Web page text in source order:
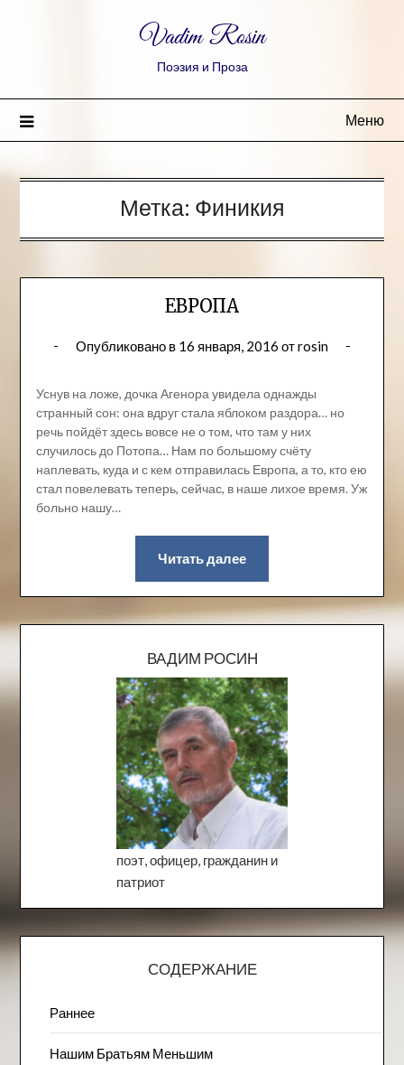
Vadim Rosin
Поэзия и Проза
Меню
Метка: Финикия
ЕВРОПА
Опубликовано в 16 января, 2016 отrosin
Уснув на ложе, дочка Агенора увидела однажды
странный сон: она вдруг стала яблоком раздора… но
речь пойдёт здесь вовсе не о том, что там у них
случилось до Потопа… Нам по большому счёту
наплевать, куда и с кем отправилась Европа, а то, кто ею
стал повелевать теперь, сейчас, в наше лихое время. Уж
больно нашу…
Читать далее
ВАДИМ РОСИН
поэт, офицер, гражданин и
патриот
СОДЕРЖАНИЕ
Раннее
Нашим Братьям Меньшим